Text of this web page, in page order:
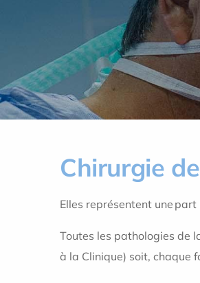
Chirurgie
Elles représentent une
Toutes les pathologies de
à la Clinique) soit, chaque